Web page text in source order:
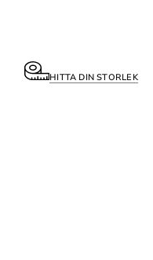
HITTA DIN STORLEK